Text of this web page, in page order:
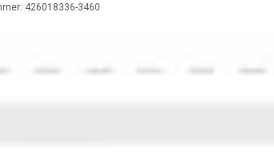
426018336-3460